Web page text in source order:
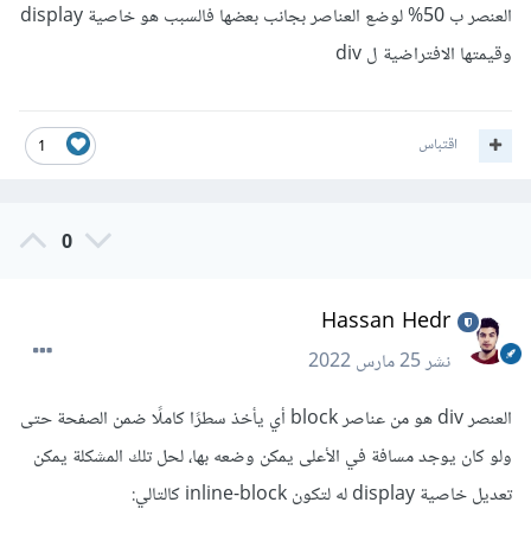
العنصر ب 50% لوضع العناصر بجانب بعضها فالسبب هو خاصية display
وقيمتها الافتراضية ل div
1 اقتباس
0
Hassan Hedr
نشر25 مارس 2022
العنصر div هو من عناصر block أي يأخذ سطرًا كاملًا ضمن الصفحة حتى
ولو كان يوجد مسافة في الأعلى يمكن وضعه بها، لحل تلك المشكلة يمكن
تعديل خاصية display له لتكون inline-block كالتالي: